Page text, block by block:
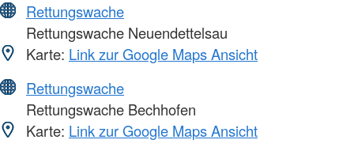
Rettungswache
Rettungswache Neuendettelsau
Karte: Link zur Google Maps Ansicht
Rettungswache
Rettungswache Bechhofen
Karte: Link zur Google Maps Ansicht